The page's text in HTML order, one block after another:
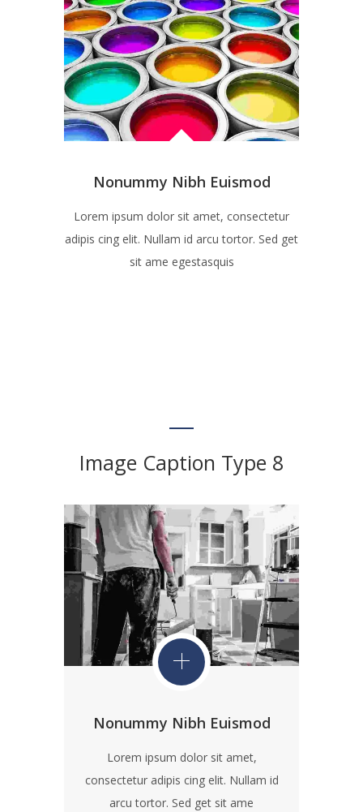
Nonummy Nibh Euismod
Lorem ipsum dolor sit amet, consectetur
adipis cing elit. Nullam id arcu tortor. Sed get
sit ame egestasquis
Image Caption Type 8
Nonummy Nibh Euismod
Lorem ipsum dolor sit amet,
consectetur adipis cing elit. Nullam id
arcu tortor. Sed get sit ame